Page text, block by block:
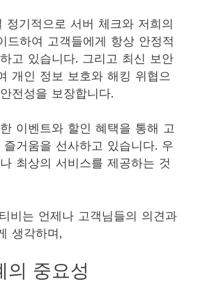
정기적으로 서버 체크와 저희의
드하여 고객들에게 항상 안정적
고 있습니다. 그리고 최신 보안
개인 정보 보호와 해킹 위협으
전성을 보장합니다.
이벤트와 할인 혜택을 통해 고
거움을 선사하고 있습니다. 우
최상의 서비스를 제공하는 것
비는 언제나 고객님들의 의견과
생각하며,
의 중요성